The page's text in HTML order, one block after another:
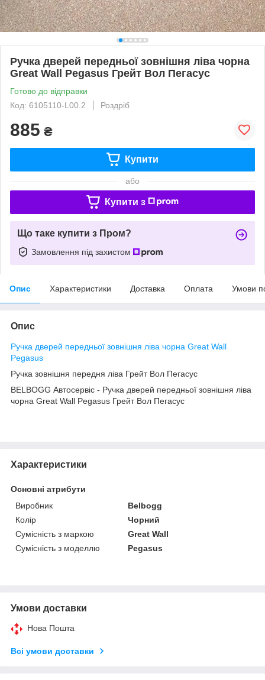
Ручка дверей передньої зовнішня ліва чорна
Great Wall Pegasus Грейт Вол Пегасус
Готово до відправки
Код: 6105110-L00.2
Роздріб
885 ₴
Купити
або
Купити з
Що таке купити з Пром?
Замовлення під захистом
Опис Характеристики Доставка Оплата Умови
Опис
Ручка дверей передньої зовнішня ліва чорна Great Wall
Pegasus
Ручка зовнішня передня ліва Грейт Вол Пегасус
BELBOGG Автосервіс - Ручка дверей передньої зовнішня ліва
чорна Great Wall Pegasus Грейт Вол Пегасус
Характеристики
Основні атрибути
Виробник
Belbogg
Колір
Чорний
Сумісність з маркою
Great Wall
Сумісність з моделлю
Pegasus
Умови доставки
Нова Пошта
Всі умови доставки